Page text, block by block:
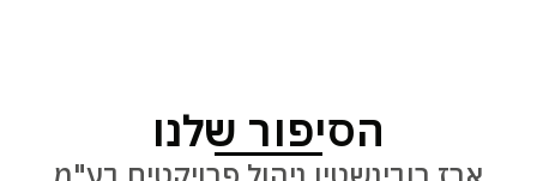
הסיפור שלנו​